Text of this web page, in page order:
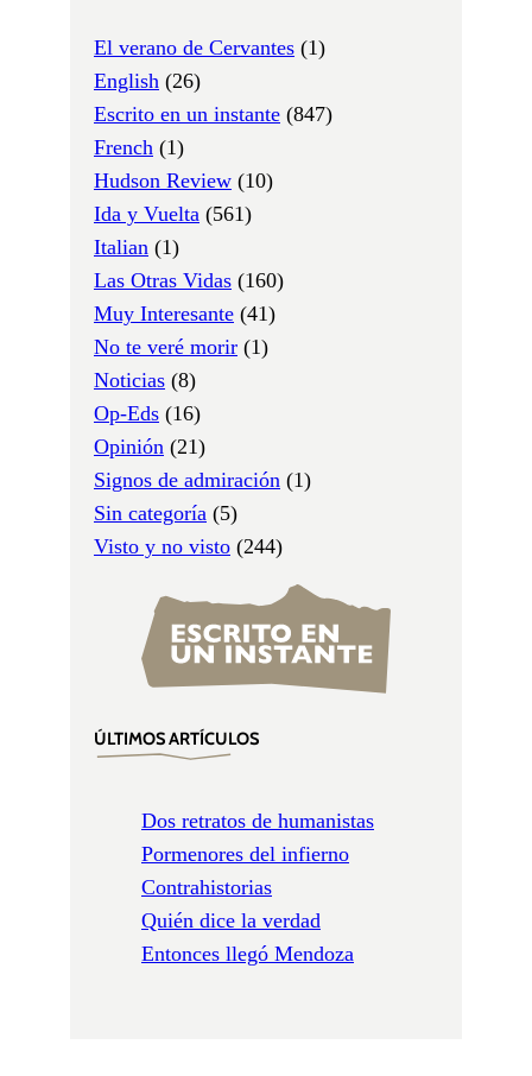
El verano de Cervantes (1)
English (26)
Escrito en un instante (847)
French (1)
Hudson Review (10)
Ida y Vuelta (561)
Italian (1)
Las Otras Vidas (160)
Muy Interesante (41)
No te veré morir (1)
Noticias (8)
Op-Eds (16)
Opinión (21)
Signos de admiración (1)
Sin categoría (5)
Visto y no visto (244)
ÚLTIMOS ARTÍCULOS
Dos retratos de humanistas
Pormenores del infierno
Contrahistorias
Quién dice la verdad
Entonces llegó Mendoza